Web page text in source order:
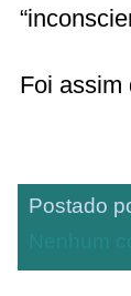
Foi assim
Postado